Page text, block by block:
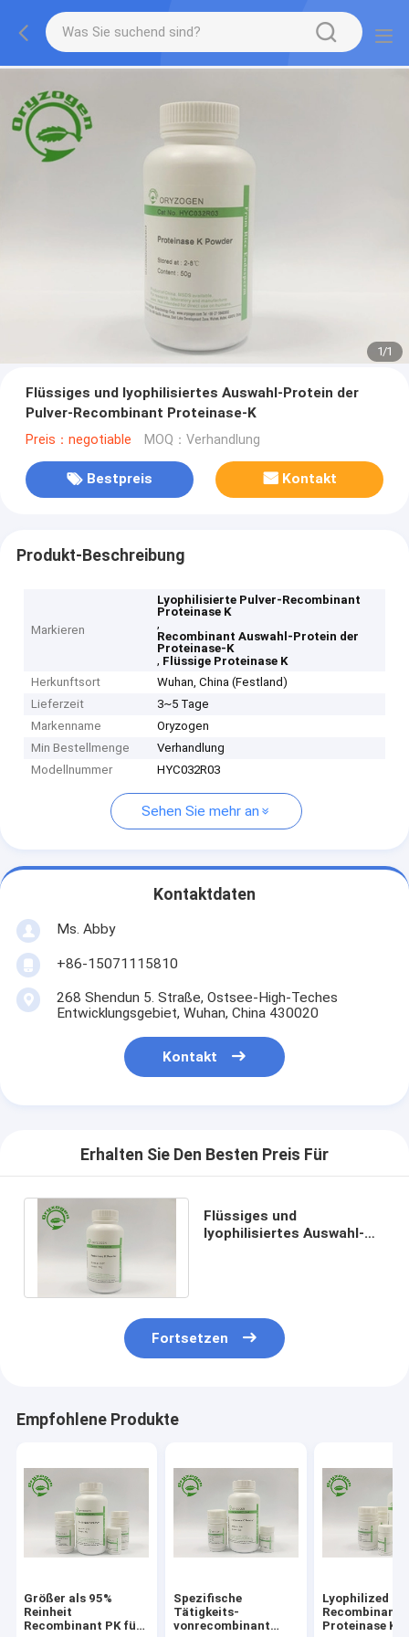
1/1
Flüssiges und lyophilisiertes Auswahl-Protein der
Pulver-Recombinant Proteinase-K
Preis：negotiable MOQ：Verhandlung
Bestpreis Kontakt
Produkt-Beschreibung
Markieren
Lyophilisierte Pulver-Recombinant
Proteinase K
,
Recombinant Auswahl-Protein der
Proteinase-K
, Flüssige Proteinase K
Herkunftsort
Wuhan, China (Festland)
Lieferzeit
3~5 Tage
Markenname
Oryzogen
Min Bestellmenge
Verhandlung
Modellnummer
HYC032R03
Sehen Sie mehr an
Kontaktdaten
Ms. Abby
+86-15071115810
268 Shendun 5. Straße, Ostsee-High-Teches
Entwicklungsgebiet, Wuhan, China 430020
Kontakt
Erhalten Sie Den Besten Preis Für
Flüssiges und
lyophilisiertes Auswahl-
Fortsetzen
Empfohlene Produkte
Größer als 95%
Reinheit
Recombinant PK für
Spezifische
Tätigkeits-
vonrecombinant
Lyophilized
Recombinant
Proteinase K